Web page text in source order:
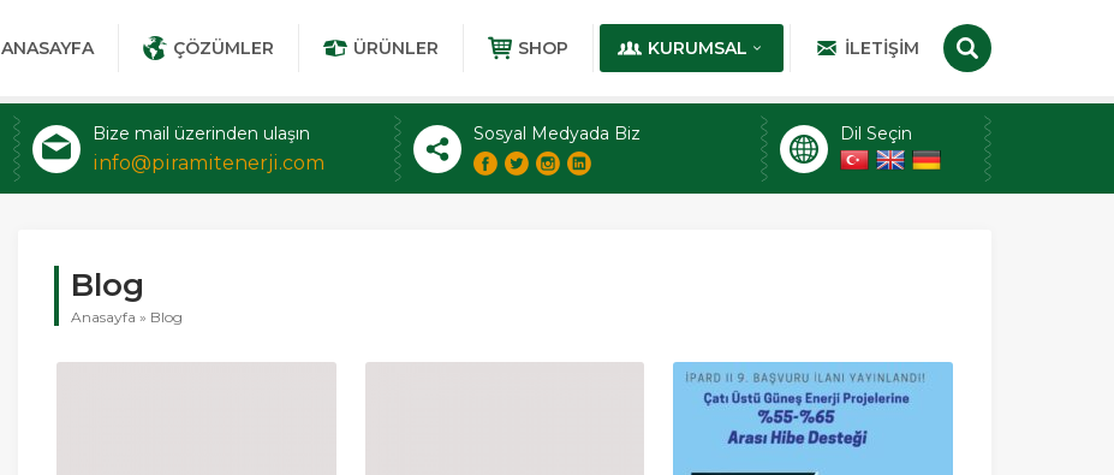
ANASAYFA ÇÖZÜMLER ÜRÜNLER SHOP KURUMSAL İLETIŞIM
Bize mail üzerinden ulaşın
info@piramitenerji.com
Sosyal Medyada Biz Dil Seçin
Blog
Anasayfa » Blog